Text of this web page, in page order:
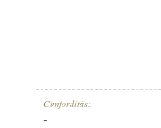
Címfordítás:
-